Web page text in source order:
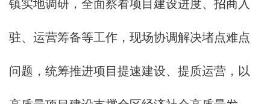
镇实地调研，全面察看项目建设进度、招商入
驻、运营筹备等工作，现场协调解决堵点难点
问题，统筹推进项目提速建设、提质运营，以